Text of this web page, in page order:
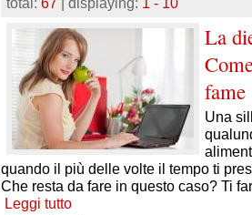
La
fame
Una
quando il più delle volte il tempo ti
Che resta da fare in questo caso? Ti
Leggi tutto